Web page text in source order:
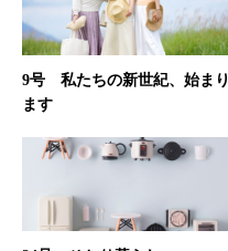
9号 私たちの新世紀、始まり
ます